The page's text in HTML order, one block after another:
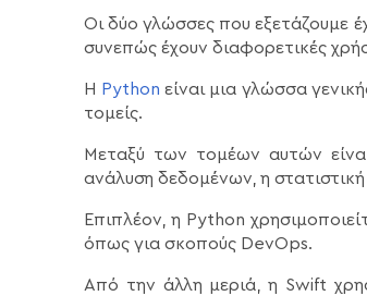
Οι δύο γλώσσες που εξετάζουμε
συνεπώς έχουν διαφορετικές
Η Python είναι μια γλώσσα
τομείς.
Μεταξύ των τομέων αυτών
ανάλυση δεδομένων, η
Επιπλέον, η Python
όπως για σκοπούς DevOps.
Από την άλλη μεριά, η Swift